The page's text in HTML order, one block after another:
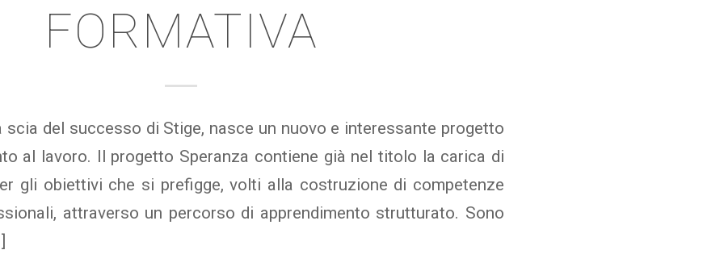
FORMATIVA
scia del successo di Stige, nasce un nuovo e interessante progetto
al lavoro. Il progetto Speranza contiene già nel titolo la carica di
gli obiettivi che si prefigge, volti alla costruzione di competenze
attraverso un percorso di apprendimento strutturato. Sono